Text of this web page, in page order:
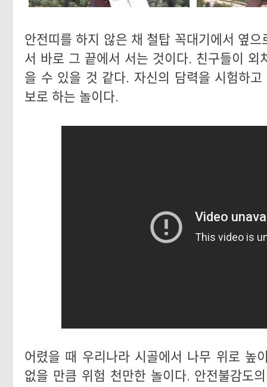
안전띠를 하지 않은 채 철탑 꼭대기에서 옆
서 바로 그 끝에서 서는 것이다. 친구들이 외
을 수 있을 것 같다. 자신의 담력을 시험하
보로 하는 놀이다.
어렸을 때 우리나라 시골에서 나무 위로 높
없을 만큼 위험 천만한 놀이다. 안전불감도